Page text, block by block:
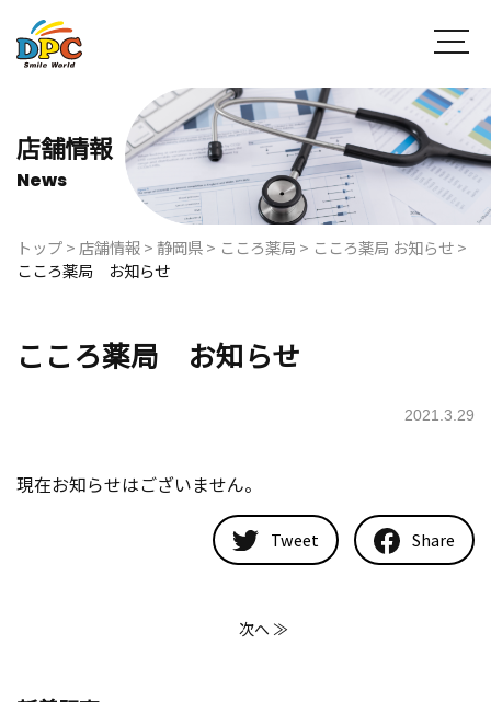
店舗情報
News
トップ> 店舗情報>静岡県> こころ薬局 > こころ薬局 お知らせ>
こころ薬局 お知らせ
こころ薬局 お知らせ
2021.3.29
現在お知らせはございません。
Tweet Share
次へ ≫